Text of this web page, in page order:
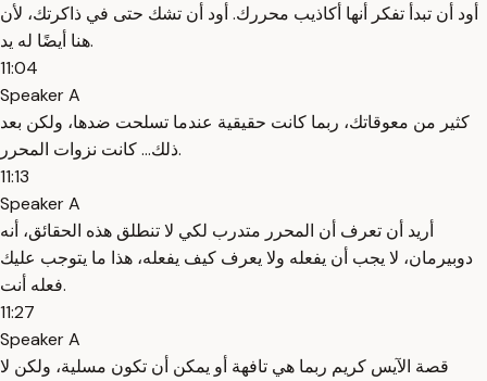
أود أن تبدأ تفكر أنها أكاذيب محررك. أود أن تشك حتى في ذاكرتك، لأن
هنا أيضًا له يد.
11:04
Speaker A
كثير من معوقاتك، ربما كانت حقيقية عندما تسلحت ضدها، ولكن بعد
ذلك... كانت نزوات المحرر.
11:13
Speaker A
أريد أن تعرف أن المحرر متدرب لكي لا تنطلق هذه الحقائق، أنه
دوبيرمان، لا يجب أن يفعله ولا يعرف كيف يفعله، هذا ما يتوجب عليك
فعله أنت.
11:27
Speaker A
قصة الآيس كريم ربما هي تافهة أو يمكن أن تكون مسلية، ولكن لا